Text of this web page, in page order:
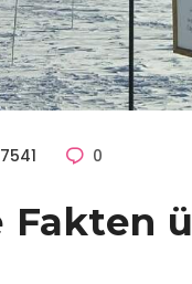
7541 0
Fakten